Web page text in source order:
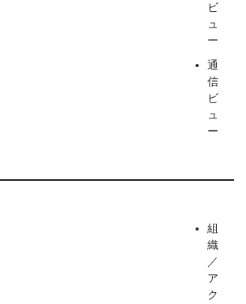
ビ
ュ
ー
通
信
ビ
ュ
ー
組
織
／
ア
ク